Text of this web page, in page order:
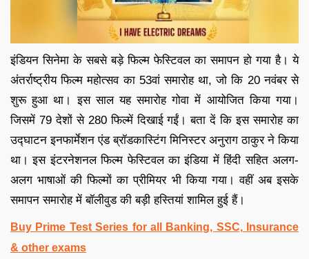
इंडियन सिनेमा के सबसे बड़े फिल्म फेस्टिवल का समापन हो गया है। ये
अंतर्राष्ट्रीय फिल्म महोत्सव का 53वां समारोह था, जो कि 20 नवंबर से
शुरू हुआ था। इस साल यह समारोह गोवा में आयोजित किया गया।
जिसमें 79 देशों से 280 फिल्में दिखाई गईं। बता दें कि इस समारोह का
उद्घाटन इनफार्मेशन एंड ब्रॉडकास्टिंग मिनिस्टर अनुराग ठाकुर ने किया
था। इस इंटरनेशनल फिल्म फेस्टिवल का इंडिया में हिंदी सहित अलग-
अलग भाषाओं की फिल्मों का प्रीमियर भी किया गया। वहीं अब इसके
समापन समारोह में बॉलीवुड की बड़ी हस्तियां शामिल हुई हैं।
Buy Prime Test Series for all Banking, SSC, Insurance
& other exams